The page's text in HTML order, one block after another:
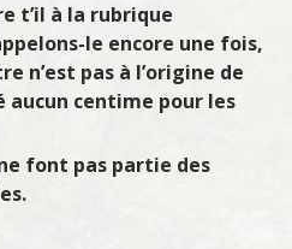
t’il à la rubrique
le encore une fois,
n’est pas à l’origine de
aucun centime pour les
font pas partie des